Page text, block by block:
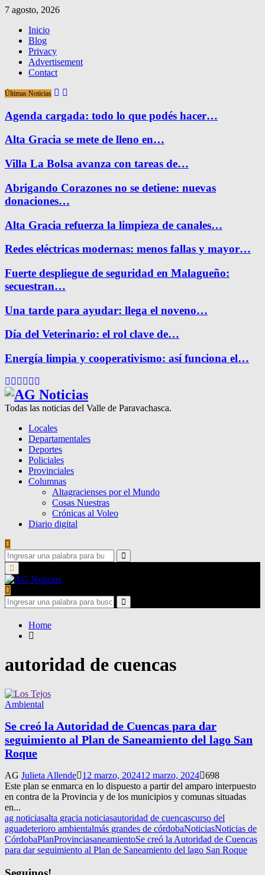
7 agosto, 2026
Inicio
Blog
Privacy
Advertisement
Contact
Últimas Noticias
Agenda cargada: todo lo que podés hacer…
Alta Gracia se mete de lleno en…
Villa La Bolsa avanza con tareas de…
Abrigando Corazones no se detiene: nuevas
donaciones…
Alta Gracia refuerza la limpieza de canales…
Redes eléctricas modernas: menos fallas y mayor…
Fuerte despliegue de seguridad en Malagueño:
secuestran…
Una tarde para ayudar: llega el noveno…
Día del Veterinario: el rol clave de…
Energía limpia y cooperativismo: así funciona el…
Facebook
Twitter
Instagram
Pinterest
Google
Todas las noticias del Valle de Paravachasca.
Locales
Departamentales
Deportes
Policiales
Provinciales
Columnas
Altagracienses por el Mundo
Cosas Nuestras
Crónicas al Voleo
Diario digital
Search
for:
Search
Primary
Menu
Search
for:
Search
Home
autoridad de cuencas
Ambiental
Se creó la Autoridad de Cuencas para dar
seguimiento al Plan de Saneamiento del lago San
Roque
AG Julieta Allende 12 marzo, 202412 marzo, 2024 698
Este plan se enmarca en lo dispuesto a partir del amparo interpuesto
en contra de la Provincia y de los municipios y comunas situadas
en...
ag noticiasalta gracia noticiasautoridad de cuencascurso del
aguadeterioro ambientalmás grandes de córdobaNoticiasNoticias de
CórdobaPlanProvinciasaneamientoSe creó la Autoridad de Cuencas
para dar seguimiento al Plan de Saneamiento del lago San Roque